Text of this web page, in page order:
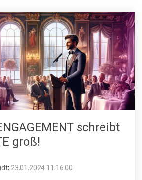
schreibt
groß!
: 23.01.2024 11:16:00